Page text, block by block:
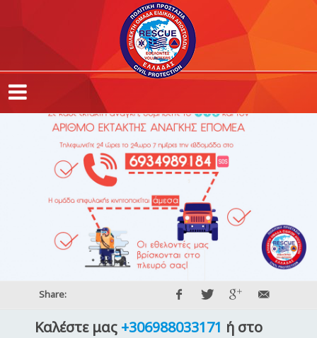
,
Share:
Καλέστε μας +306988033171 ή στο